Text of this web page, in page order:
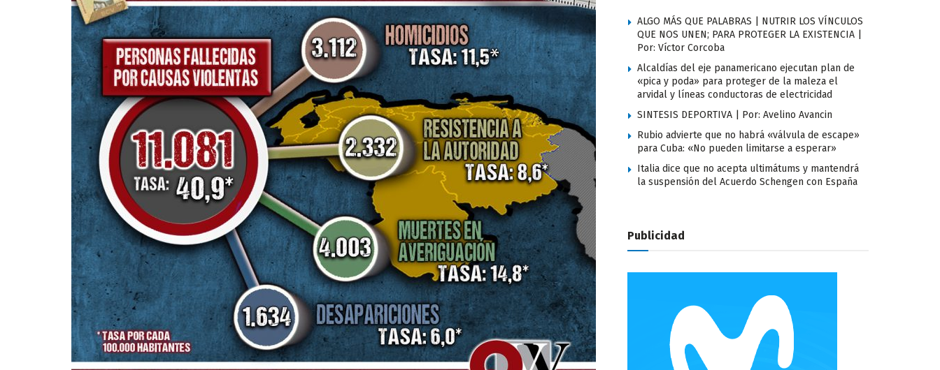
ALGO MÁS QUE PALABRAS | NUTRIR LOS VÍNCULOS
QUE NOS UNEN; PARA PROTEGER LA EXISTENCIA |
Por: Víctor Corcoba
Alcaldías del eje panamericano ejecutan plan de
«pica y poda» para proteger de la maleza el
arvidal y líneas conductoras de electricidad
SINTESIS DEPORTIVA | Por: Avelino Avancin
Rubio advierte que no habrá «válvula de escape»
para Cuba: «No pueden limitarse a esperar»
Italia dice que no acepta ultimátums y mantendrá
la suspensión del Acuerdo Schengen con España
Publicidad